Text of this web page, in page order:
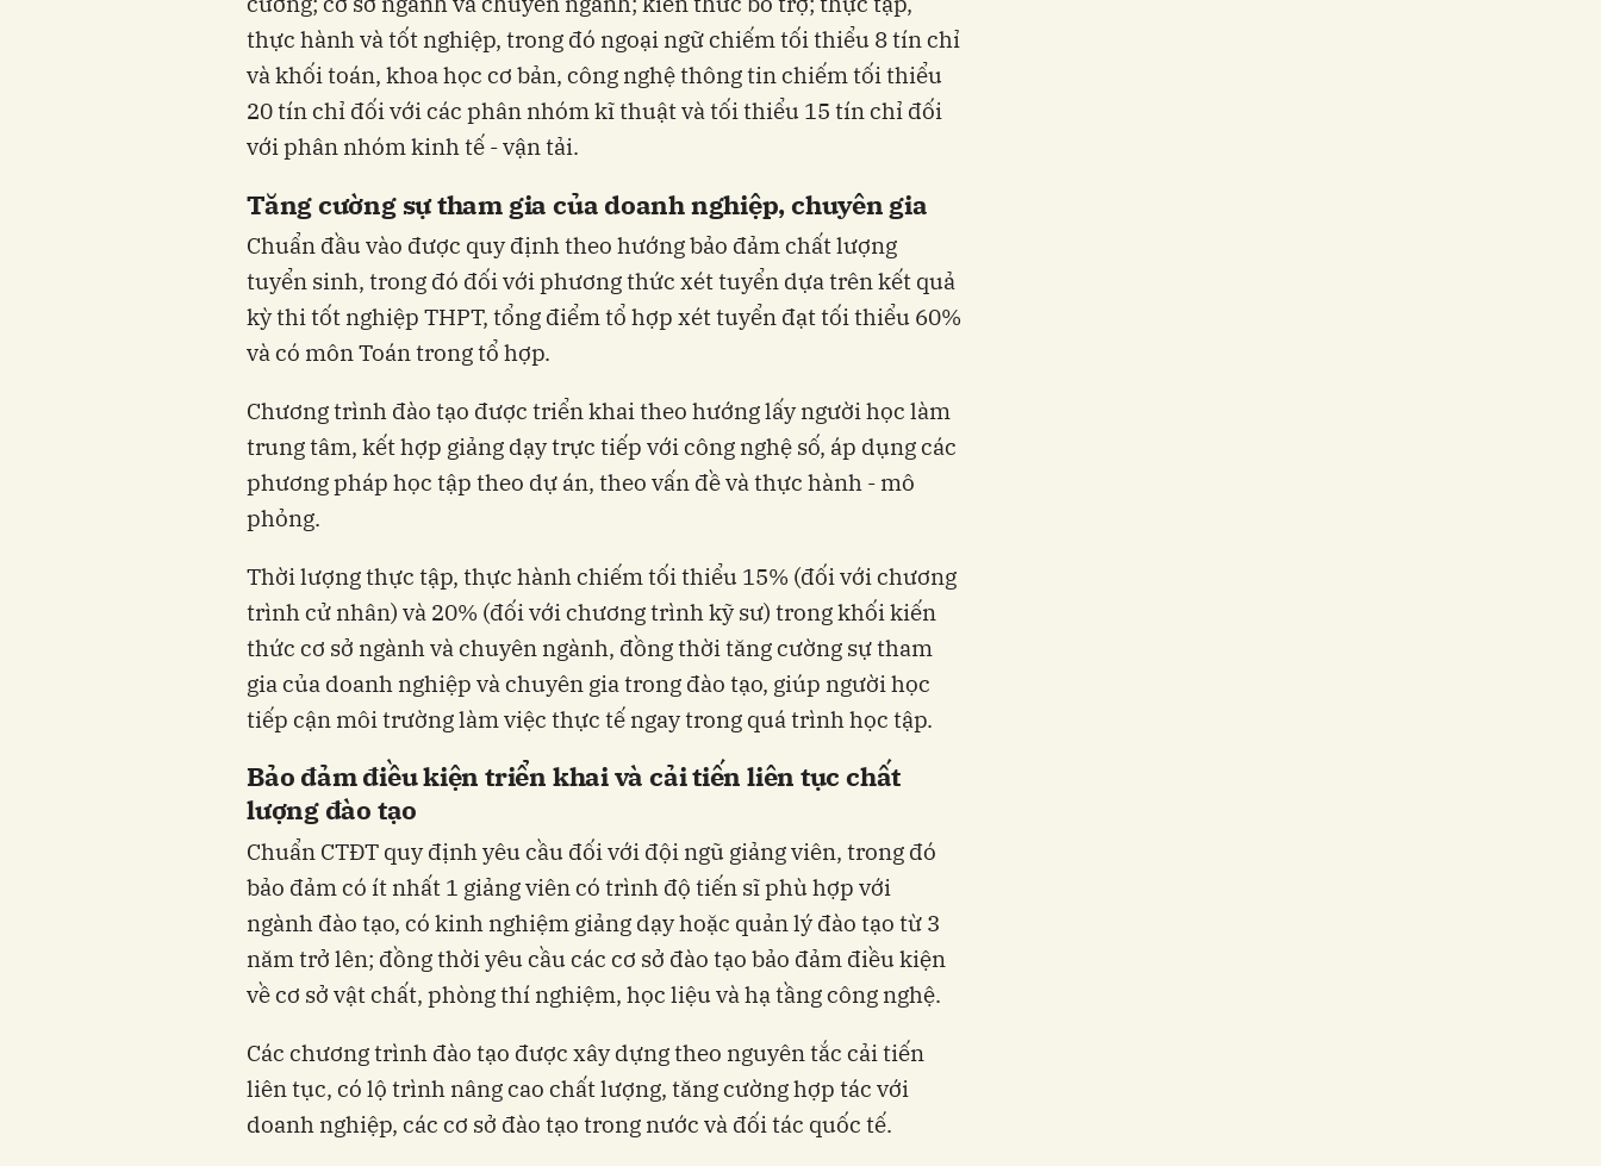
thực hành và tốt nghiệp, trong đó ngoại ngữ chiếm tối thiểu 8 tín chỉ
và khối toán, khoa học cơ bản, công nghệ thông tin chiếm tối thiểu
20 tín chỉ đối với các phân nhóm kĩ thuật và tối thiểu 15 tín chỉ đối
với phân nhóm kinh tế - vận tải.
Tăng cường sự tham gia của doanh nghiệp, chuyên gia
Chuẩn đầu vào được quy định theo hướng bảo đảm chất lượng
tuyển sinh, trong đó đối với phương thức xét tuyển dựa trên kết quả
kỳ thi tốt nghiệp THPT, tổng điểm tổ hợp xét tuyển đạt tối thiểu 60%
và có môn Toán trong tổ hợp.
Chương trình đào tạo được triển khai theo hướng lấy người học làm
trung tâm, kết hợp giảng dạy trực tiếp với công nghệ số, áp dụng các
phương pháp học tập theo dự án, theo vấn đề và thực hành - mô
phỏng.
Thời lượng thực tập, thực hành chiếm tối thiểu 15% (đối với chương
trình cử nhân) và 20% (đối với chương trình kỹ sư) trong khối kiến
thức cơ sở ngành và chuyên ngành, đồng thời tăng cường sự tham
gia của doanh nghiệp và chuyên gia trong đào tạo, giúp người học
tiếp cận môi trường làm việc thực tế ngay trong quá trình học tập.
Bảo đảm điều kiện triển khai và cải tiến liên tục chất
lượng đào tạo
Chuẩn CTĐT quy định yêu cầu đối với đội ngũ giảng viên, trong đó
bảo đảm có ít nhất 1 giảng viên có trình độ tiến sĩ phù hợp với
ngành đào tạo, có kinh nghiệm giảng dạy hoặc quản lý đào tạo từ 3
năm trở lên; đồng thời yêu cầu các cơ sở đào tạo bảo đảm điều kiện
về cơ sở vật chất, phòng thí nghiệm, học liệu và hạ tầng công nghệ.
Các chương trình đào tạo được xây dựng theo nguyên tắc cải tiến
liên tục, có lộ trình nâng cao chất lượng, tăng cường hợp tác với
doanh nghiệp, các cơ sở đào tạo trong nước và đối tác quốc tế.